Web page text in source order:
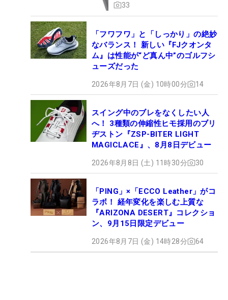
33
「フワフワ」と「しっかり」の絶妙
なバランス！ 新しい『FJクオンタ
ム』は性能が“ど真ん中”のゴルフシ
ューズだった
2026年8月7日 (金) 10時00分 14
スイング中のブレをなくしたい人
へ！ 3種類の伸縮性ヒモ採用のブリ
ヂストン『ZSP-BITER LIGHT
MAGICLACE』、8月8日デビュー
2026年8月8日 (土) 11時30分 30
「PING」×「ECCO Leather」がコ
ラボ！ 経年変化を楽しむ上質な
『ARIZONA DESERT』コレクショ
ン、9月15日限定デビュー
2026年8月7日 (金) 14時28分 64